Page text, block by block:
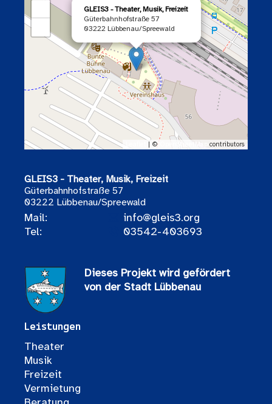
GLEIS3 - Theater, Musik, Freizeit
Güterbahnhofstraße 57
03222 Lübbenau/Spreewald
| © contributors
GLEIS3 - Theater, Musik, Freizeit
Güterbahnhofstraße 57
03222 Lübbenau/Spreewald
Mail:
info@gleis3.org
Tel:
03542-403693
Dieses Projekt wird gefördert
von der Stadt Lübbenau
Leistungen
Theater
Musik
Freizeit
Vermietung